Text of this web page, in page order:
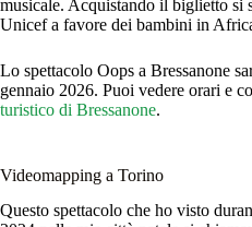
musicale. Acquistando il biglietto si
Unicef a favore dei bambini in
Lo spettacolo Oops a Bressanone
gennaio 2026. Puoi vedere orari e
turistico di Bressanone.
Videomapping a Torino
Questo spettacolo che ho visto